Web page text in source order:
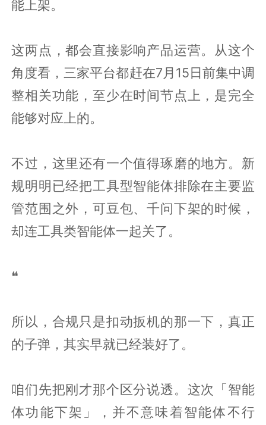
能上架。
这两点，都会直接影响产品运营。从这个
角度看，三家平台都赶在7月15日前集中调
整相关功能，至少在时间节点上，是完全
能够对应上的。
不过，这里还有一个值得琢磨的地方。新
规明明已经把工具型智能体排除在主要监
管范围之外，可豆包、千问下架的时候，
却连工具类智能体一起关了。
❝
所以，合规只是扣动扳机的那一下，真正
的子弹，其实早就已经装好了。
咱们先把刚才那个区分说透。这次「智能
体功能下架」，并不意味着智能体不行